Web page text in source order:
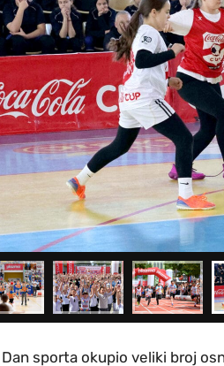
Dan sporta okupio veliki broj